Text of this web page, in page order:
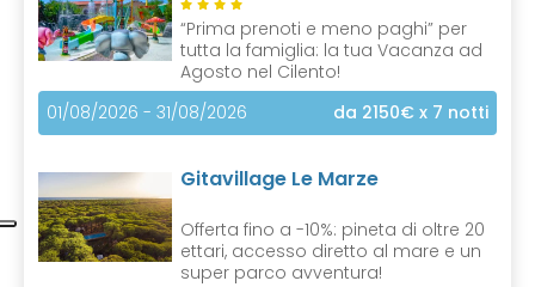
“Prima prenoti e meno paghi” per
tutta la famiglia: la tua Vacanza ad
Agosto nel Cilento!
01/08/2026 - 31/08/2026
da 2150€ x 7 notti
Gitavillage Le Marze
Offerta fino a -10%: pineta di oltre 20
ettari, accesso diretto al mare e un
super parco avventura!